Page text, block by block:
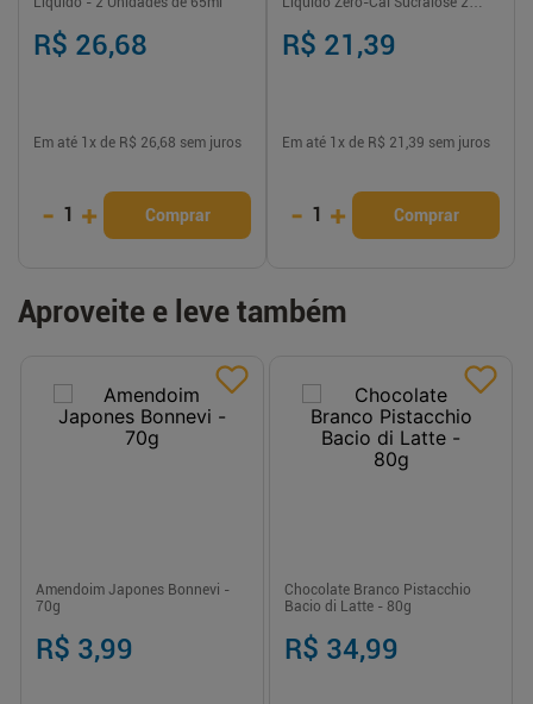
R$ 26,68
Em até 1 x de R$ 26,68 sem juros
- 1 + Comprar
R$ 21,39
Em até 1 x de R$ 21,39 sem juros
- 1 + Comprar
Aproveite e leve também
Amendoim Japones Bonnevi -
70g
R$ 3,99
Chocolate Branco Pistacchio
Bacio di Latte - 80g
R$ 34,99